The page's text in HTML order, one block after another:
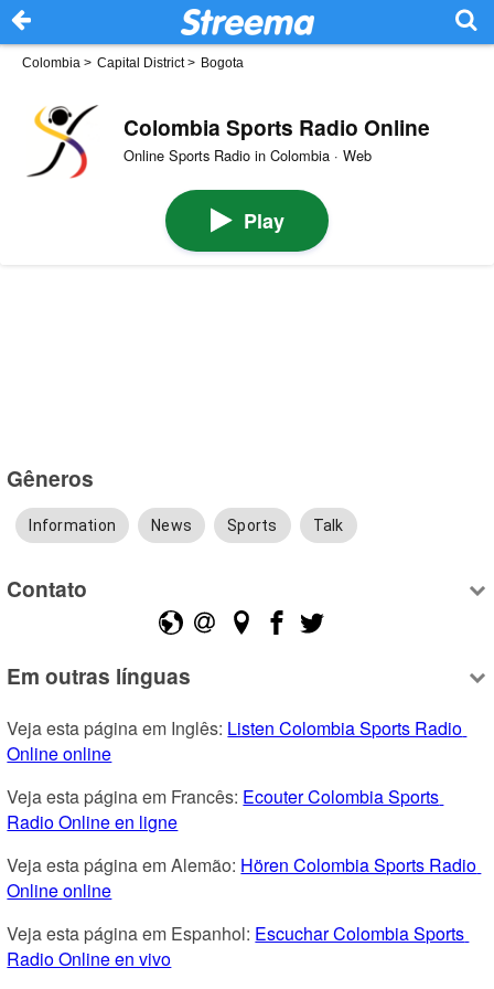
Colombia > Capital District> Bogota
Colombia Sports Radio Online
Online Sports Radio in Colombia · Web
Play
Gêneros
Information News Sports Talk
Contato
Em outras línguas
Veja esta página em Inglês: Listen Colombia Sports Radio
Online online
Veja esta página em Francês: Ecouter Colombia Sports
Radio Online en ligne
Veja esta página em Alemão: Hören Colombia Sports Radio
Online online
Veja esta página em Espanhol: Escuchar Colombia Sports
Radio Online en vivo